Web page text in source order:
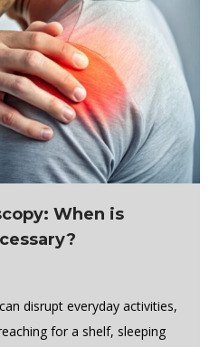
When is
disrupt everyday activities,
for a shelf, sleeping